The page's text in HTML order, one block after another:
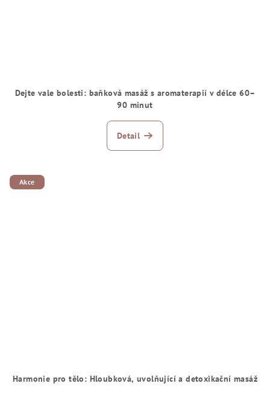
Dejte vale bolesti: baňková masáž s aromaterapií v délce 60–
90 minut
Detail
Akce
Harmonie pro tělo: Hloubková, uvolňující a detoxikační masáž